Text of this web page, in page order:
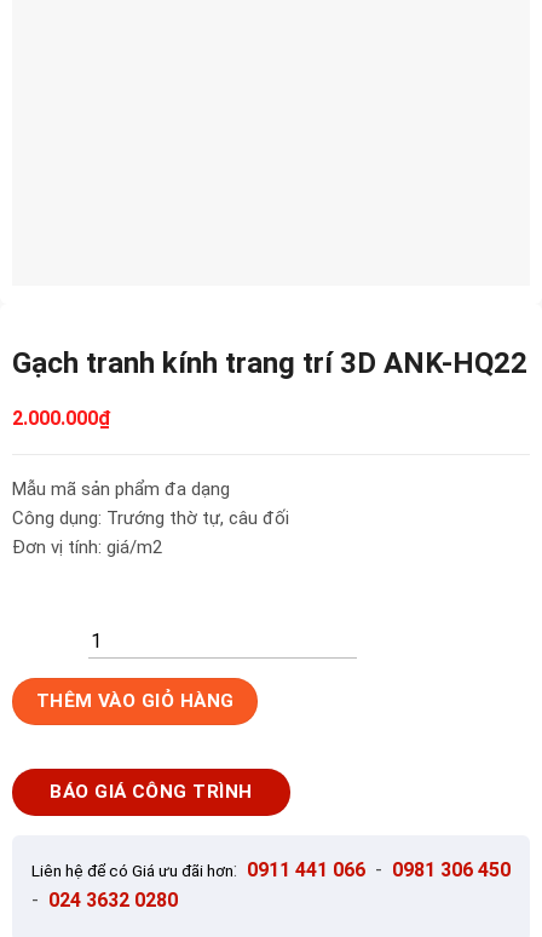
Gạch tranh kính trang trí 3D ANK-HQ22
2.000.000₫
Mẫu mã sản phẩm đa dạng
Công dụng: Trướng thờ tự, câu đối
Đơn vị tính: giá/m2
Gạch
tranh
trang
trí
THÊM VÀO GIỎ HÀNG
BÁO GIÁ CÔNG TRÌNH
Liên hệ để có Giá ưu đãi hơn: 0911 441 066 - 0981 306 450
- 024 3632 0280